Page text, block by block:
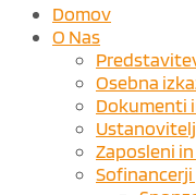
Domov
O Nas
Osebna
Dokumenti
Zaposleni